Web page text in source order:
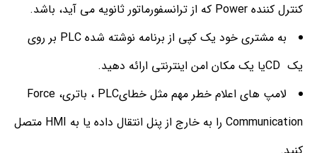
کنترل کننده Power که از ترانسفورماتور ثانویه می آید، باشد.
به مشتری خود یک کپی از برنامه نوشته شده PLC بر روی
یک CDیا یک مکان امن اینترنتی ارائه دهید.
لامپ های اعلام خطر مهم مثل خطایPLC ، باتری، Force
Communication را به خارج از پنل انتقال داده یا به HMI متصل